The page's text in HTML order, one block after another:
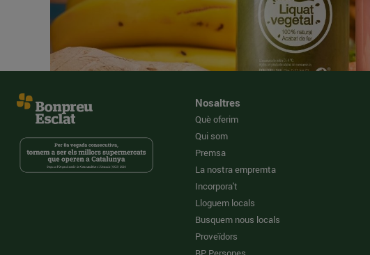
Nosaltres
Què oferim
Qui som
Premsa
La nostra empremta
Incorpora't
Lloguem locals
Busquem nous locals
Proveïdors